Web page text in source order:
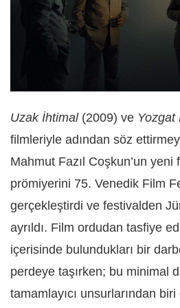
Uzak İhtimal(2009) ve Yozgat
filmleriyle adından söz
Mahmut Fazıl Coşkun’un yeni
prömiyerini 75. Venedik Film
gerçekleştirdi ve festivalden
ayrıldı. Film ordudan tasfiye
içerisinde bulundukları bir
perdeye taşırken; bu minimal
tamamlayıcı unsurlarından